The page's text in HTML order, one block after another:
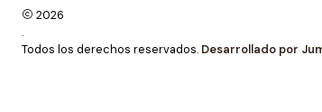
2026
.
Todos los derechos reservados. Desarrollado por